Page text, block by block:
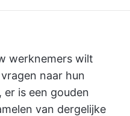
werknemers wilt
naar hun
is een gouden
van dergelijke